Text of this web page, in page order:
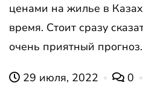
ценами на жилье в
время. Стоит сразу
очень приятный
29 июля, 2022 0